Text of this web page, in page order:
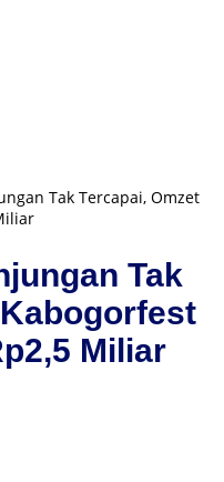
Tak Tercapai, Omzet
Tak
Miliar